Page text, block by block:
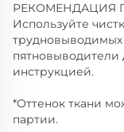
РЕКОМЕНДАЦИЯ
Используйте
пятновыводители
инструкцией.
*Оттенок ткани
партии.